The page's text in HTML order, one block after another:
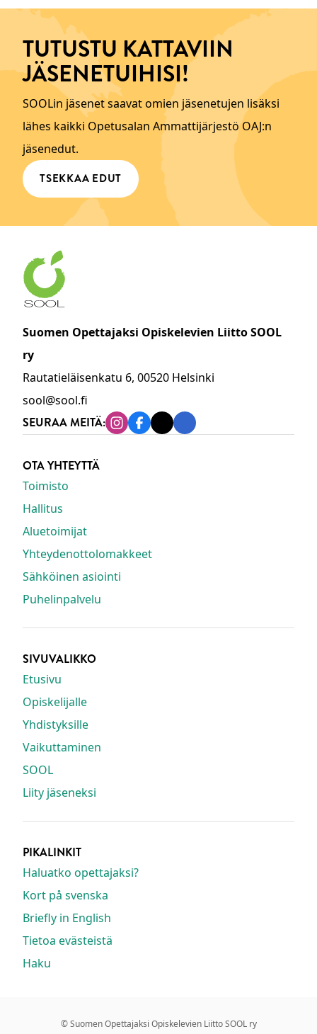
TUTUSTU KATTAVIIN
JÄSENETUIHISI!
SOOLin jäsenet saavat omien jäsenetujen lisäksi
lähes kaikki Opetusalan Ammattijärjestö OAJ:n
jäsenedut.
TSEKKAA EDUT
Suomen Opettajaksi Opiskelevien Liitto SOOL
ry
Rautatieläisenkatu 6, 00520 Helsinki
sool@sool.fi
SEURAA MEITÄ: Instagram
Facebook
TiktokLinkedin
OTA YHTEYTTÄ
Toimisto
Hallitus
Aluetoimijat
Yhteydenottolomakkeet
Sähköinen asiointi
Puhelinpalvelu
SIVUVALIKKO
Etusivu
Opiskelijalle
Yhdistyksille
Vaikuttaminen
SOOL
Liity jäseneksi
PIKALINKIT
Haluatko opettajaksi?
Kort på svenska
Briefly in English
Tietoa evästeistä
Haku
© Suomen Opettajaksi Opiskelevien Liitto SOOL ry